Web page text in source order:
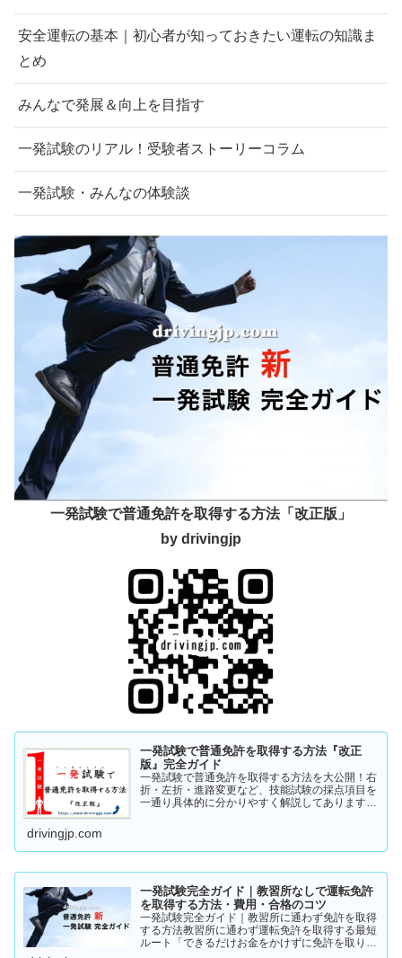
安全運転の基本｜初心者が知っておきたい運転の知識ま
とめ
みんなで発展＆向上を目指す
一発試験のリアル！受験者ストーリーコラム
一発試験・みんなの体験談
一発試験で普通免許を取得する方法「改正版」
by drivingjp
一発試験で普通免許を取得する方法『改正
版』完全ガイド
一発試験で普通免許を取得する方法を大公開！右
折・左折・進路変更など、技能試験の採点項目を
一通り具体的に分かりやすく解説してあります。
drivingjp.com
一発試験完全ガイド｜教習所なしで運転免許
を取得する方法・費用・合格のコツ
一発試験完全ガイド｜教習所に通わず免許を取得
する方法教習所に通わず運転免許を取得する最短
ルート「できるだけお金をかけずに免許を取りた